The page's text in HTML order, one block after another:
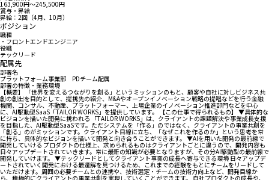
163,900円〜245,500円
賞与・昇給
昇給：2回（4月、10月）
ポジション
職種
・フロントエンドエンジニア
役職
テックリード
配属先
部署名
プラットフォーム事業部 PDチーム配属
部署の特徴・業務環境
【概要】 「世界を変えるつながりを創る」というミッションのもと、顧客や⾃社に対しビジネス共
創の創出を⽬的として、提携先の紹介、M&Aやオープンイノベーション戦略の提唱などを⾏う⾦融
機関、コンサル、不動産、プラットフォーマー、上場企業のイノベーション推進部⾨などを中⼼
に、AI駆動型SaaS「TAILOR WORKS」を提供しています。 【この仕事で得られるもの】 ▼具体的な
ビジョンを描いた開発に携われる 「TAILOR WORKS」は、クライアントの課題解決や事業成⻑⽀援
を⽬指した、AI駆動型SaaSです。ただシステムを「作る」のではなく、クライアントの事業共創を
「創る」のがミッションです。クライアント⽬線に⽴ち、「なぜこれを作るのか」という思考を常
に持ち、具体的なビジョンを描いて開発と向き合うことができます。 ▼AIを⽤いた開発の最前線で
開発していける プロダクトの仕様上、求められるものはクライアントごとに違うので、開発内容も
⽇々アップデートされていきます。常に最新の知識が必要となりますが、その分AI駆動型の最前線で
開発していけます。 ▼テックリードとしてクライアント事業の成⻑へ寄与できる環境 ⽇々アップデ
ートされていく開発における最適解を⾒つけるため、これまでの経験をもとにチームをリードして
いただけます。周囲の必要チームとの連携や、技術選定・チームの技術⼒向上など、開発⽬線か
ら、積極的にクライアントの事業共創を実現していくことができます。 ⾃社プロダクトの成⻑や、